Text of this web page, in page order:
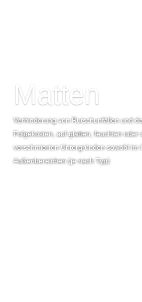
Matten
Verhinderung von Rutschunfällen und
Folgekosten, auf glatten, feuchten oder
verschmierten Untergründen sowohl im
Außenbereichen (je nach Typ)